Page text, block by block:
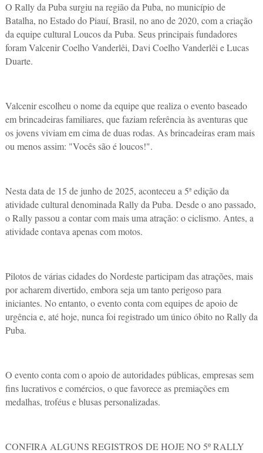
O Rally da Puba surgiu na região da Puba, no município de
Batalha, no Estado do Piauí, Brasil, no ano de 2020, com a criação
da equipe cultural Loucos da Puba. Seus principais fundadores
foram Valcenir Coelho Vanderlêi, Davi Coelho Vanderlêi e Lucas
Duarte.
Valcenir escolheu o nome da equipe que realiza o evento baseado
em brincadeiras familiares, que faziam referência às aventuras que
os jovens viviam em cima de duas rodas. As brincadeiras eram mais
ou menos assim: "Vocês são é loucos!".
Nesta data de 15 de junho de 2025, aconteceu a 5ª edição da
atividade cultural denominada Rally da Puba. Desde o ano passado,
o Rally passou a contar com mais uma atração: o ciclismo. Antes, a
atividade contava apenas com motos.
Pilotos de várias cidades do Nordeste participam das atrações, mais
por acharem divertido, embora seja um tanto perigoso para
iniciantes. No entanto, o evento conta com equipes de apoio de
urgência e, até hoje, nunca foi registrado um único óbito no Rally da
Puba.
O evento conta com o apoio de autoridades públicas, empresas sem
fins lucrativos e comércios, o que favorece as premiações em
medalhas, troféus e blusas personalizadas.
CONFIRA ALGUNS REGISTROS DE HOJE NO 5º RALLY